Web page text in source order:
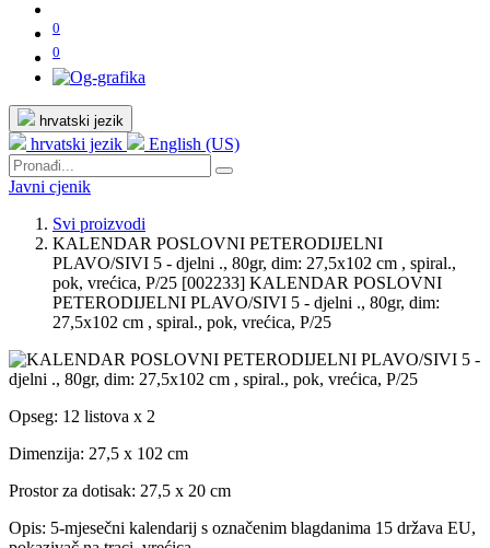
0
0
hrvatski jezik
hrvatski jezik English (US)
Javni cjenik
Svi proizvodi
KALENDAR POSLOVNI PETERODIJELNI
PLAVO/SIVI 5 - djelni ., 80gr, dim: 27,5x102 cm , spiral.,
pok, vrećica, P/25 [002233] KALENDAR POSLOVNI
PETERODIJELNI PLAVO/SIVI 5 - djelni ., 80gr, dim:
27,5x102 cm , spiral., pok, vrećica, P/25
Opseg: 12 listova x 2
Dimenzija: 27,5 x 102 cm
Prostor za dotisak: 27,5 x 20 cm
Opis: 5-mjesečni kalendarij s označenim blagdanima 15 država EU,